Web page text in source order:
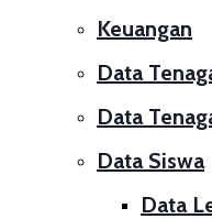
Keuangan
Data
Data
Data Siswa
Data